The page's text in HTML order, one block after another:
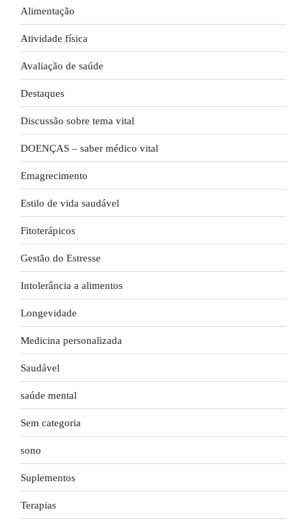
Alimentação
Atividade física
Avaliação de saúde
Destaques
Discussão sobre tema vital
DOENÇAS – saber médico vital
Emagrecimento
Estilo de vida saudável
Fitoterápicos
Gestão do Estresse
Intolerância a alimentos
Longevidade
Medicina personalizada
Saudável
saúde mental
Sem categoria
sono
Suplementos
Terapias